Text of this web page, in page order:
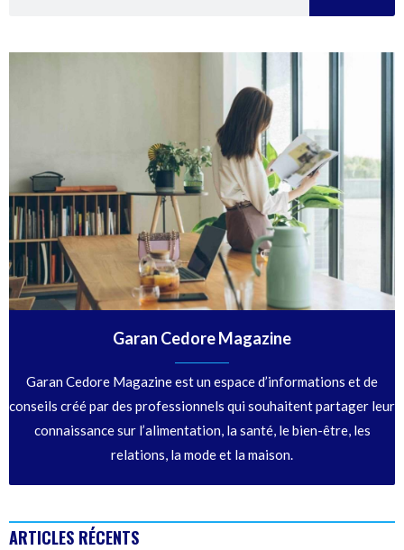
Garan Cedore Magazine
Garan Cedore Magazine est un espace d’informations et de
conseils créé par des professionnels qui souhaitent partager leur
connaissance sur l’alimentation, la santé, le bien-être, les
relations, la mode et la maison.
ARTICLES RÉCENTS